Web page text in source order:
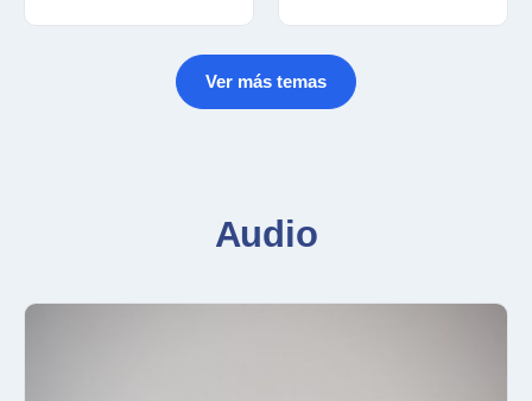
Ver más temas
Audio